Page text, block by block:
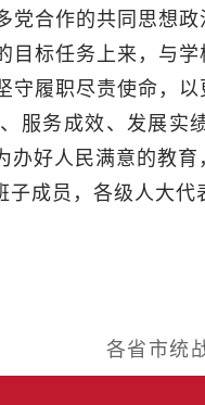
党合作的共同思想
目标任务上来，与
守履职尽责使命，
服务成效、发展实
好人民满意的教育
成员，各级人大代
各省市统